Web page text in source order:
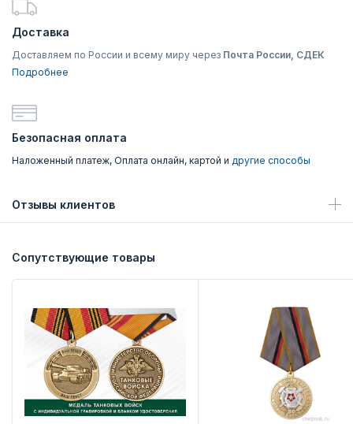
Доставка
Доставляем по России и всему миру через Почта России, СДЕК
Подробнее
Безопасная оплата
Наложенный платеж, Оплата онлайн, картой и другие способы
Отзывы клиентов
Сопутствующие товары